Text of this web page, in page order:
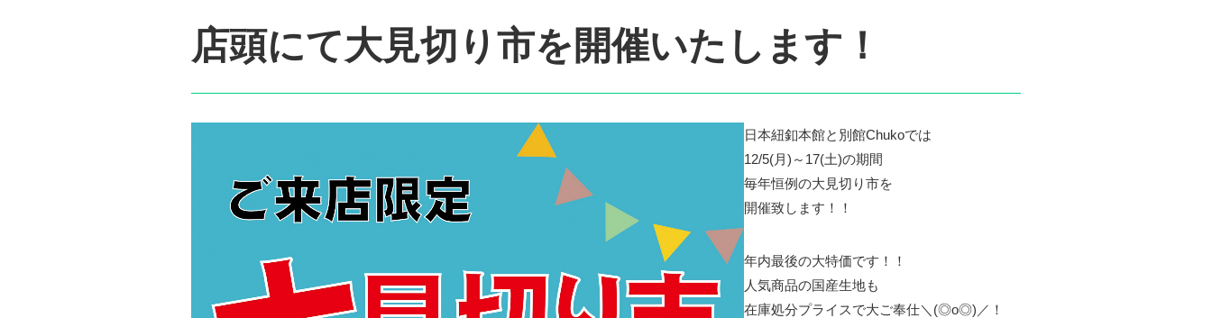
店頭にて大見切り市を開催いたします！
日本紐釦本館と別館Chukoでは
12/5(月)～17(土)の期間
毎年恒例の大見切り市を
開催致します！！
年内最後の大特価です！！
人気商品の国産生地も
在庫処分プライスで大ご奉仕＼(◎o◎)／！